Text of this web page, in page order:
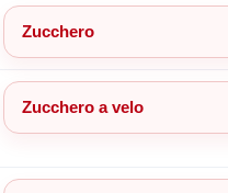
Zucchero
Zucchero a velo